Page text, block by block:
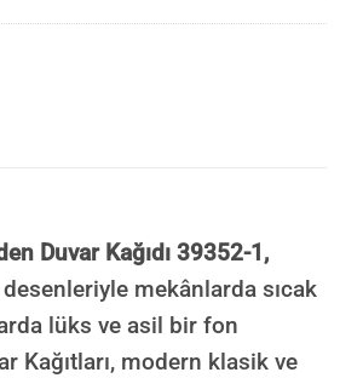
Duvar Kağıdı 39352-1,
mekânlarda sıcak
lüks ve asil bir fon
Kağıtları, modern klasik ve